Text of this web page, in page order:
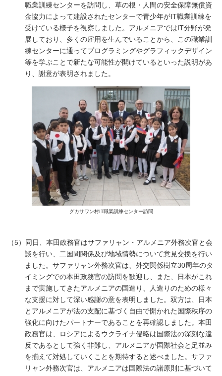
グカサワン村IT職業訓練センター訪問
職業訓練センターを訪問し、草の根・人間の安全保障無償資
金協力によって建設されたセンターで青少年がIT職業訓練を
受けている様子を視察しました。アルメニアではIT分野が発
展しており、多くの雇用を生んでいることから、この職業訓
練センターに通ってプログラミングやグラフィックデザイン
等を学ぶことで新たな可能性が開けているといった説明があ
り、謝意が表明されました。
（5）同日、本田政務官はサファリャン・アルメニア外務次官と会
談を行い、二国間関係及び地域情勢について意見交換を行い
ました。サファリャン外務次官は、外交関係樹立30周年のタ
イミングでの本田政務官の訪問を歓迎し、また、日本がこれ
まで実施してきたアルメニアの国造り、人造りのための様々
な支援に対して深い感謝の意を表明しました。双方は、日本
とアルメニアが法の支配に基づく自由で開かれた国際秩序の
強化に向けたパートナーであることを再確認しました。本田
政務官は、ロシアによるウクライナ侵略は国際法の深刻な違
反であるとして強く非難し、アルメニアが国際社会と足並み
を揃えて対処していくことを期待すると述べました。サファ
リャン外務次官は、アルメニアは国際法の諸原則に基づいて